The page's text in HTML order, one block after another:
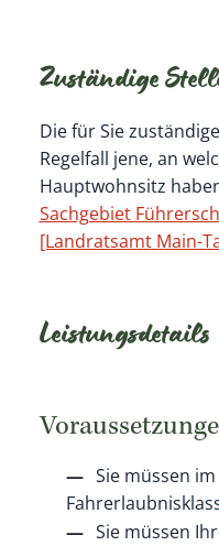
Zuständige
Die für Sie
Regelfall jene, an
Hauptwohnsitz
Sachgebiet
[Landratsamt Main-
Leistungsdetails
Sie müssen
Sie müssen